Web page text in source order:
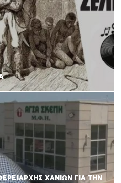
ΧΑΝΙΩΝ ΓΙΑ ΤΗΝ